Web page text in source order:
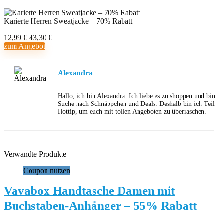
Karierte Herren Sweatjacke – 70% Rabatt
12,99 € 43,30 €
zum Angebot
Alexandra
Hallo, ich bin Alexandra. Ich liebe es zu shoppen und
Suche nach Schnäppchen und Deals. Deshalb bin ich Teil
Hottip, um euch mit tollen Angeboten zu überraschen.
Verwandte Produkte
Coupon nutzen
Vavabox Handtasche Damen mit
Buchstaben-Anhänger – 55% Rabatt